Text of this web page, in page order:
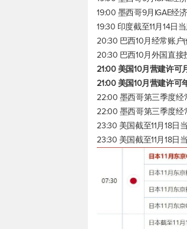
19:00 墨西哥9月IGAE经
19:30 印度截至11月14日
20:30 巴西10月经常账户
20:30 巴西10月外国直接
21:00 美国10月营建许可
21:00 美国10月营建许可
22:00 墨西哥第三季度经
22:00 墨西哥第三季度经
23:30 美国截至11月18日
23:30 美国截至11月18日